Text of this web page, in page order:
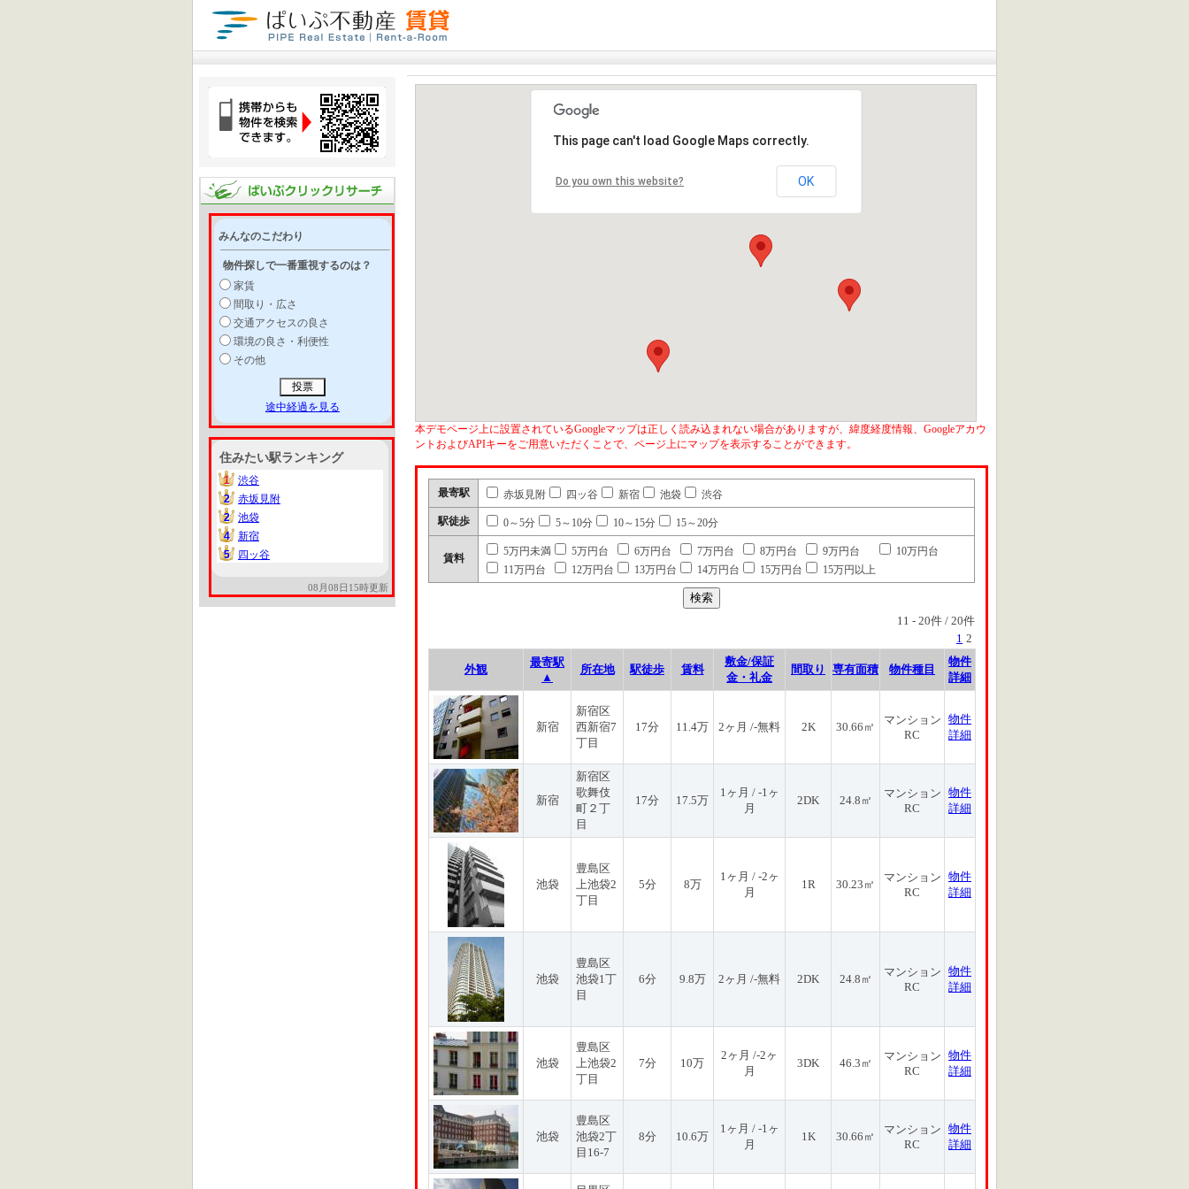
みんなのこだわり
物件探しで一番重視するのは？
家賃
間取り・広さ
交通アクセスの良さ
環境の良さ・利便性
その他
途中経過を見る
住みたい駅ランキング
1
1
渋谷
2
2
赤坂見附
2
2
池袋
4
4
新宿
5
5 四ッ谷
08月08日15時更新
This page can't load Google Maps correctly.
Do you own this website? OK
本デモページ上に設置されているGoogleマップは正しく読み込まれない場合がありますが、緯度経度情報、Googleアカウ
ントおよびAPIキーをご用意いただくことで、ページ上にマップを表示することができます。
最寄駅 赤坂見附 四ッ谷 新宿 池袋 渋谷
駅徒歩 0～5分 5～10分 10～15分 15～20分
賃料
5万円未満 5万円台 6万円台 7万円台 8万円台 9万円台
10万円台
11万円台
12万円台 13万円台 14万円台 15万円台 15万円以上
11 - 20件 / 20件
1 2
外観
最寄駅
▲
所在地 駅徒歩 賃料
敷金/保証
金・礼金
間取り 専有面積 物件種目
物件
詳細
新宿
新宿区
西新宿7
丁目
17分 11.4万 2ヶ月 /-無料 2K 30.66㎡
マンション
RC
物件
詳細
新宿
新宿区
歌舞伎
町２丁
目
17分 17.5万
1ヶ月 / -1ヶ
月
2DK 24.8㎡
マンション
RC
物件
詳細
池袋
豊島区
上池袋2
丁目
5分 8万
1ヶ月 / -2ヶ
月
1R 30.23㎡
マンション
RC
物件
詳細
池袋
豊島区
池袋1丁
目
6分 9.8万 2ヶ月 /-無料 2DK 24.8㎡
マンション
RC
物件
詳細
池袋
豊島区
上池袋2
丁目
7分 10万
2ヶ月 /-2ヶ
月
3DK 46.3㎡
マンション
RC
物件
詳細
池袋
豊島区
池袋2丁
目16-7
8分 10.6万
1ヶ月 / -1ヶ
月
1K 30.66㎡
マンション
RC
物件
詳細